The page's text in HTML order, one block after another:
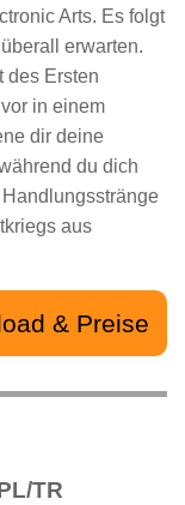
Arts. Es folgt
erwarten.
des Ersten
in einem
dir deine
du dich
aus
& Preise
TR